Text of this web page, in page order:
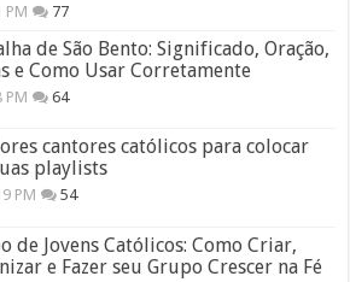
PM 77
de São Bento: Significado, Oração,
e Como Usar Corretamente
PM 64
cantores católicos para colocar
playlists
PM 54
de Jovens Católicos: Como Criar,
e Fazer seu Grupo Crescer na Fé